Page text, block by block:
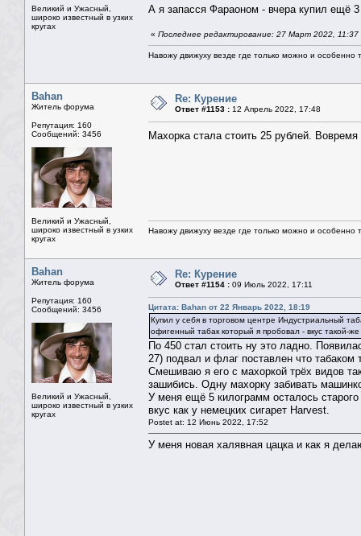
Великий и Ужасный,
широко известный в узких
кругах
А я запасся Фараоном - вчера купил ещё
« Последнее редактирование: 27 Март 2022,
Навожу движуху везде где только можно и особенно
Bahan
Житель форума
Репутация: 160
Сообщений: 3456
Великий и Ужасный,
широко известный в узких
кругах
Re: Курение
Ответ #1153 : 12 Апрель 2022, 17:48
Махорка стала стоить 25 рублей.
Навожу движуху везде где только можно и особенно
Bahan
Житель форума
Репутация: 160
Сообщений: 3456
Великий и Ужасный,
широко известный в узких
кругах
Re: Курение
Ответ #1154 : 09 Июль 2022, 17:11
Цитата: Bahan от 22 Январь 2022, 18:19
Купил у себя в торговом центре Индустриальный
офигенный табак который я пробовал - вкус такой-
По 450 стал стоить ну это ладно.
27) подвал и флаг поставлен что табаком
Смешиваю я его с махоркой трёх видов
зашибись. Одну махорку забивать
У меня ещё 5 килограмм осталось
вкус как у немецких сигарет Harvest.
Postet at: 12 Июнь 2022, 17:52
У меня новая халявная цацка и как я